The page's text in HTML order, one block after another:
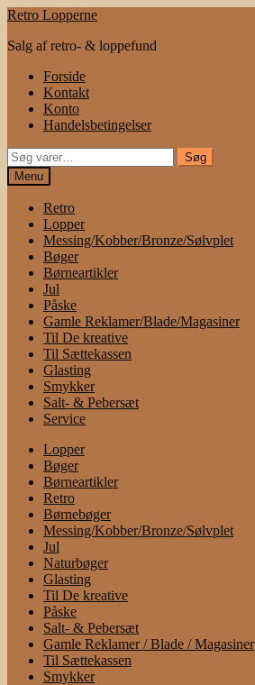
Spring
navigation
Spring
indhold
Retro Lopperne
Salg af retro- & loppefund
Forside
Kontakt
Konto
Handelsbetingelser
Søg
efter:
Søg
Menu
Retro
Lopper
Messing/Kobber/Bronze/Sølvplet
Bøger
Børneartikler
Jul
Påske
Gamle Reklamer/Blade/Magasiner
Til De kreative
Til Sættekassen
Glasting
Smykker
Salt- & Pebersæt
Service
Lopper
Bøger
Børneartikler
Retro
Børnebøger
Messing/Kobber/Bronze/Sølvplet
Jul
Naturbøger
Glasting
Til De kreative
Påske
Salt- & Pebersæt
Gamle Reklamer / Blade / Magasiner
Til Sættekassen
Smykker